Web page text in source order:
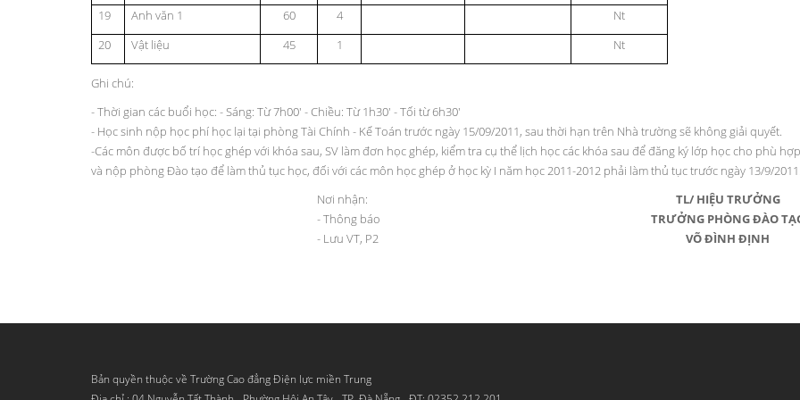
19
Anh văn 1 60 4
Nt
20
Vật liệu 45 1 Nt
Ghi chú:
- Thời gian các buổi học: - Sáng: Từ 7h00' - Chiều: Từ 1h30' - Tối từ 6h30'
- Học sinh nộp học phí học lại tại phòng Tài Chính - Kế Toán trước ngày 15/09/2011, sau thời hạn trên Nhà trường sẽ không giải quyết.
-Các môn được bố trí học ghép với khóa sau, SV làm đơn học ghép, kiểm tra cụ thể lịch học các khóa sau để đăng ký lớp học cho phù hợp
và nộp phòng Đào tạo để làm thủ tục học, đối với các môn học ghép ở học kỳ I năm học 2011-2012 phải làm thủ tục trước ngày 13/9/2011.
Nơi nhận:
- Thông báo
- Lưu VT, P2
TL/ HIỆU TRƯỞNG
TRƯỞNG PHÒNG ĐÀO
VÕ ĐÌNH ĐỊNH
Bản quyền thuộc về Trường Cao đẳng Điện lực miền Trung